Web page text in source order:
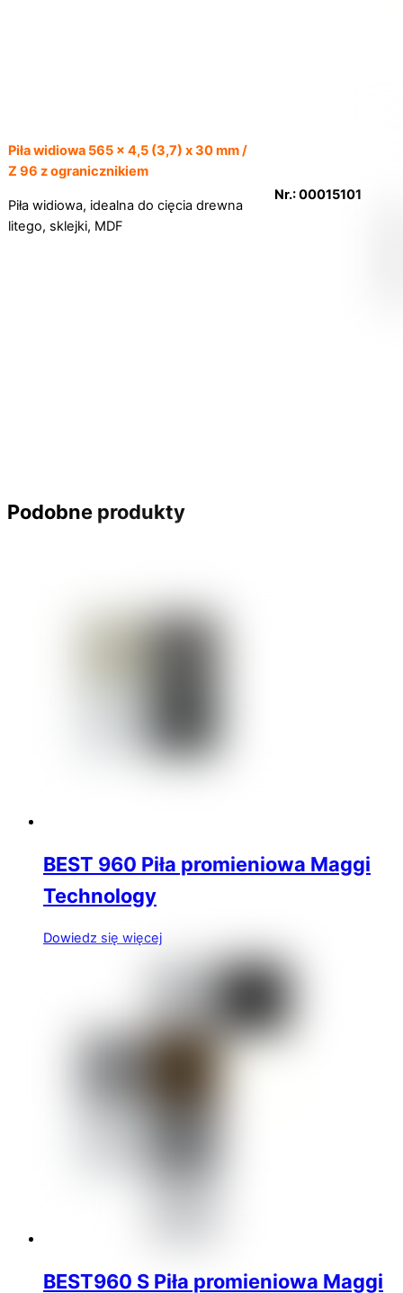
Piła widiowa 565 x 4,5 (3,7) x 30 mm /
Z 96 z ogranicznikiem
Piła widiowa, idealna do cięcia drewna
litego, sklejki, MDF
Nr.: 00015101
Podobne produkty
BEST 960 Piła promieniowa Maggi
Technology
Dowiedz się więcej
BEST960 S Piła promieniowa Maggi